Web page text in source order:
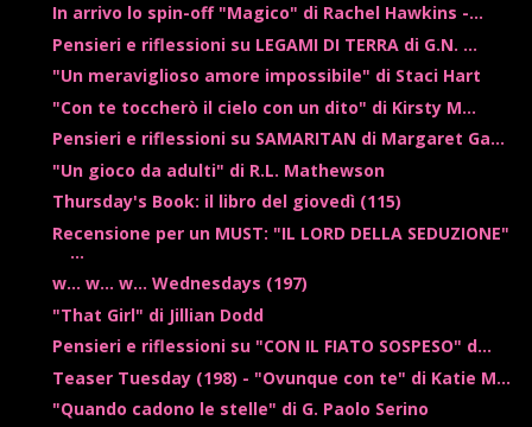
In arrivo lo spin-off "Magico" di Rachel Hawkins -...
Pensieri e riflessioni su LEGAMI DI TERRA di G.N. ...
"Un meraviglioso amore impossibile" di Staci Hart
"Con te toccherò il cielo con un dito" di Kirsty M...
Pensieri e riflessioni su SAMARITAN di Margaret Ga...
"Un gioco da adulti" di R.L. Mathewson
Thursday's Book: il libro del giovedì (115)
Recensione per un MUST: "IL LORD DELLA SEDUZIONE"
...
w... w... w... Wednesdays (197)
"That Girl" di Jillian Dodd
Pensieri e riflessioni su "CON IL FIATO SOSPESO" d...
Teaser Tuesday (198) - "Ovunque con te" di Katie M...
"Quando cadono le stelle" di G. Paolo Serino